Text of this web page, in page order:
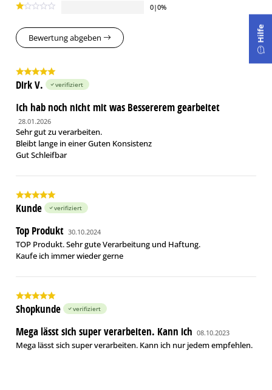
0|0%
Bewertung abgeben
Dirk V. verifiziert
Ich hab noch nicht mit was Bessererem gearbeitet
28.01.2026
Sehr gut zu verarbeiten.
Bleibt lange in einer Guten Konsistenz
Gut Schleifbar
Kunde verifiziert
Top Produkt 30.10.2024
TOP Produkt. Sehr gute Verarbeitung und Haftung.
Kaufe ich immer wieder gerne
Shopkunde verifiziert
Mega lässt sich super verarbeiten. Kann ich 08.10.2023
Mega lässt sich super verarbeiten. Kann ich nur jedem empfehlen.
Hilfe